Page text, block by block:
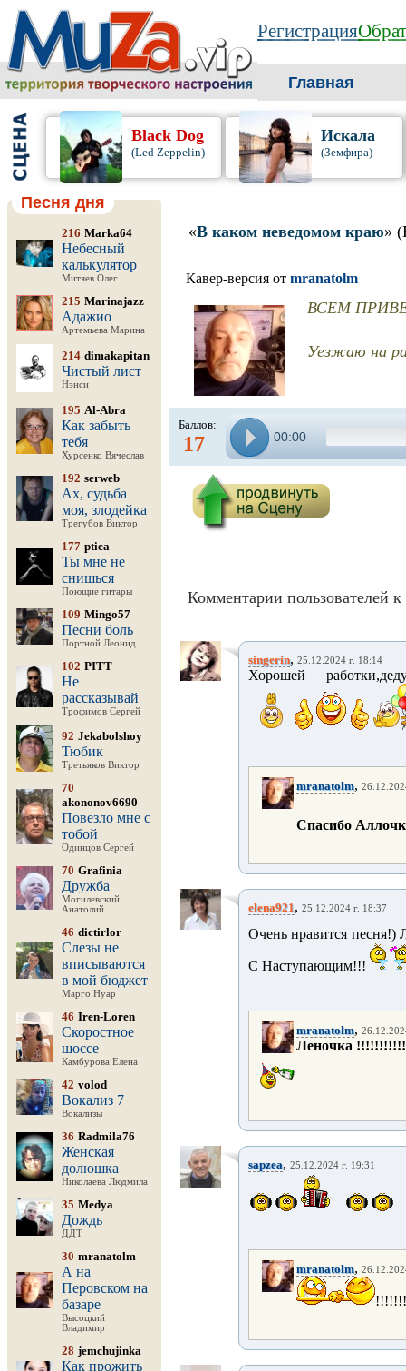
Регистрация
Главная
Black Dog
(Led Zeppelin)
Искала
(Земфира)
Песня дня
216 Marka64
Небесный
калькулятор
Митяев Олег
215 Marinajazz
Адажио
Артемьева Марина
214 dimakapitan
Чистый лист
Нэнси
195 Al-Abra
Как забыть
тебя
Хурсенко Вячеслав
192 serweb
Ах, судьба
моя, злодейка
Трегубов Виктор
177 ptica
Ты мне не
снишься
Поющие гитары
109 Mingo57
Песни боль
Портной Леонид
102 PITT
Не
рассказывай
Трофимов Сергей
92 Jekabolshoy
Тюбик
Третьяков Виктор
70
akononov6690
Повезло мне с
тобой
Одинцов Сергей
70 Grafinia
Дружба
Могилевский
Анатолий
46 dictirlor
Слезы не
вписываются
в мой бюджет
Марго Нуар
46 Iren-Loren
Скоростное
шоссе
Камбурова Елена
42 volod
Вокализ 7
Вокализы
36 Radmila76
Женская
долюшка
Николаева Людмила
35 Medya
Дождь
ДДТ
30 mranatolm
А на
Перовском на
базаре
Высоцкий
Владимир
28 jemchujinka
Как прожить
«В каком неведомом краю»
Кавер-версия от mranatolm
ВСЕМ
Уезжаю на
Баллов:
17 00:00
Комментарии пользователей к
singerin, 25.12.2024 г. 18:14
Хорошей
mranatolm,
Спасибо
elena921, 25.12.2024 г. 18:37
Очень нравится песня!)
С Наступающим!!!
mranatolm,
Леночка
sapzea, 25.12.2024 г. 19:31
mranatolm,